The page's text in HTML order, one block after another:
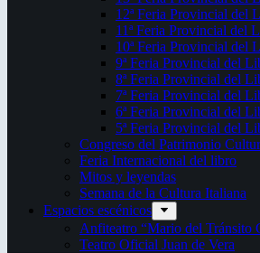
12ª Feria Provincial del
11ª Feria Provincial del
10ª Feria Provincial del
9ª Feria Provincial del
8ª Feria Provincial del
7ª Feria Provincial del
6ª Feria Provincial del
5ª Feria Provincial del
Congreso del Patrimonio
Feria Internacional del libro
Mitos y leyendas
Semana de la Cultura Italiana
Espacios escénicos
Anfiteatro “Mario del Tránsito
Teatro Oficial Juan de Vera